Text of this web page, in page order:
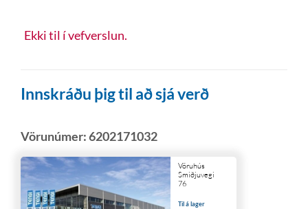
Ekki til í vefverslun.
Innskráðu þig til að sjá verð
Vörunúmer:6202171032
Vöruhús
Smiðjuvegi
76
Til á lager